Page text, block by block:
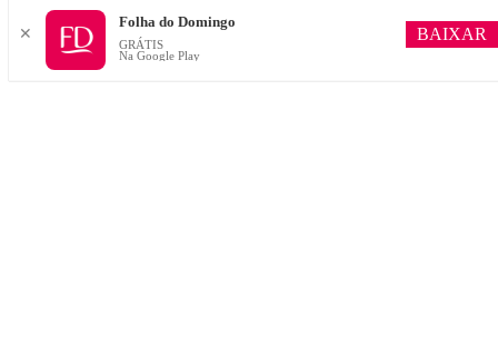
✕
Folha do Domingo
GRÁTIS
Na Google Play
BAIXAR